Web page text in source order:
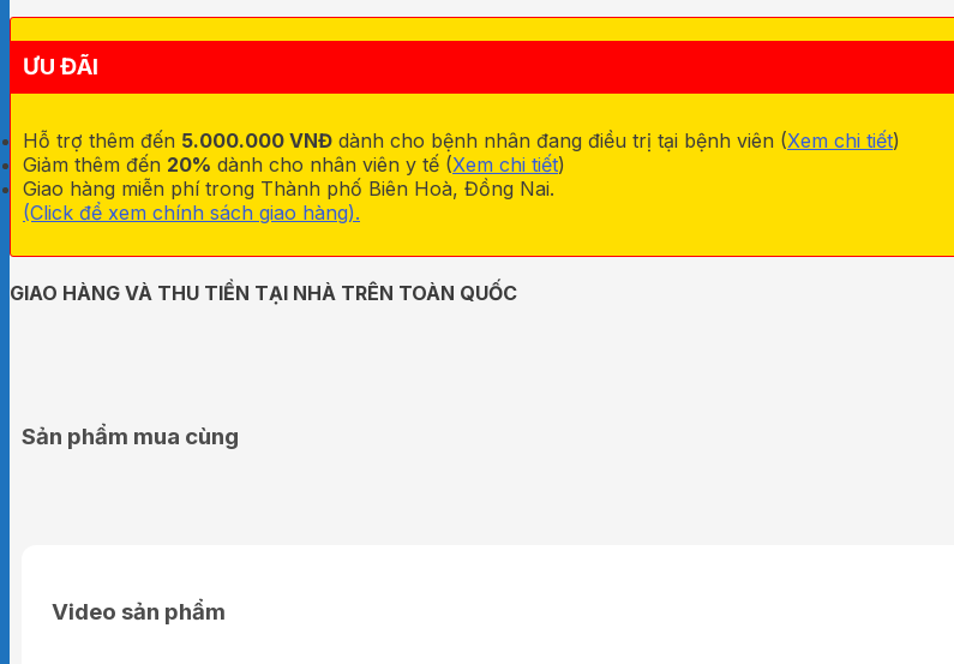
lượng
ƯU ĐÃI
Hỗ trợ thêm đến 5.000.000 VNĐ dành cho bệnh nhân đang điều trị tại bệnh viên (Xem chi tiết)
Giảm thêm đến 20% dành cho nhân viên y tế (Xem chi tiết)
Giao hàng miễn phí trong Thành phố Biên Hoà, Đồng Nai.
(Click để xem chính sách giao hàng).
GIAO HÀNG VÀ THU TIỀN TẠI NHÀ TRÊN TOÀN QUỐC
Sản phẩm mua cùng
Video sản phẩm